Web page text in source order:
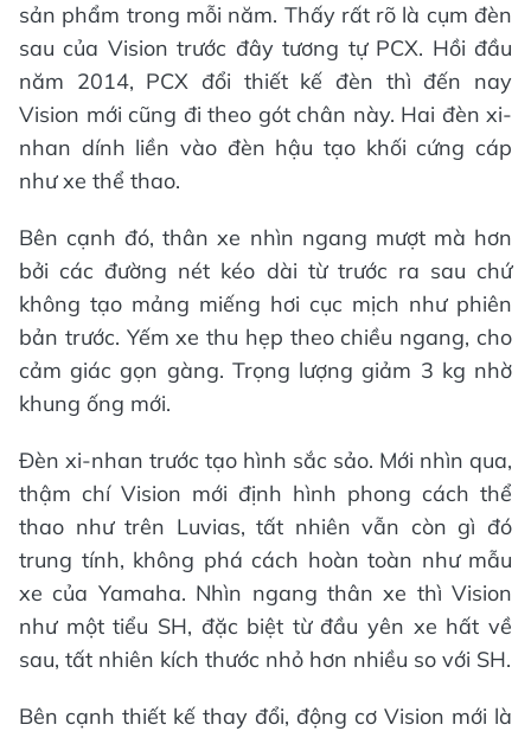
sản phẩm trong mỗi năm. Thấy rất rõ là cụm đèn
sau của Vision trước đây tương tự PCX. Hồi đầu
năm 2014, PCX đổi thiết kế đèn thì đến nay
Vision mới cũng đi theo gót chân này. Hai đèn xi-
nhan dính liền vào đèn hậu tạo khối cứng cáp
như xe thể thao.
Bên cạnh đó, thân xe nhìn ngang mượt mà hơn
bởi các đường nét kéo dài từ trước ra sau chứ
không tạo mảng miếng hơi cục mịch như phiên
bản trước. Yếm xe thu hẹp theo chiều ngang, cho
cảm giác gọn gàng. Trọng lượng giảm 3 kg nhờ
khung ống mới.
Đèn xi-nhan trước tạo hình sắc sảo. Mới nhìn qua,
thậm chí Vision mới định hình phong cách thể
thao như trên Luvias, tất nhiên vẫn còn gì đó
trung tính, không phá cách hoàn toàn như mẫu
xe của Yamaha. Nhìn ngang thân xe thì Vision
như một tiểu SH, đặc biệt từ đầu yên xe hất về
sau, tất nhiên kích thước nhỏ hơn nhiều so với SH.
Bên cạnh thiết kế thay đổi, động cơ Vision mới là